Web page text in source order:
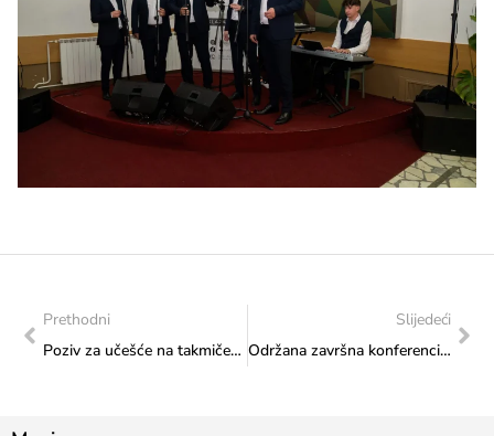
Prethodni
Poziv za učešće na takmičenju umjetničkih radova osoba s invaliditetom
Slijedeći
Održana završna konferencija i izložba prilagođenih muzejskih eksponata Historijskog muzeja BiH „Kultura svima“